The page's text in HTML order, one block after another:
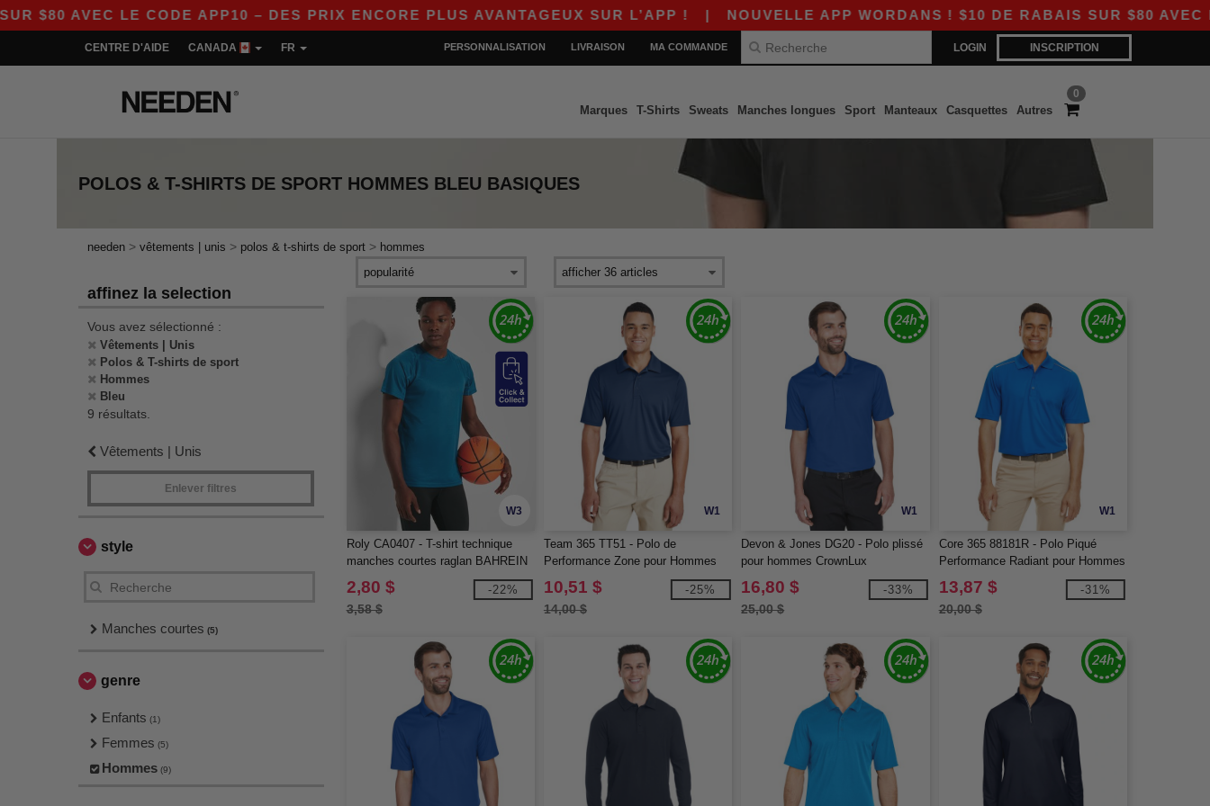
AVEC LE CODE APP10 – DES PRIX ENCORE PLUS AVANTAGEUX SUR L’APP !| NOUVELLE APP WORDANS ! $10 DE RABAIS SUR $80 AVEC LE
LOGIN INSCRIPTION
CENTRE D'AIDE CANADA FR PERSONNALISATION LIVRAISON MA COMMANDE
0
Marques T-Shirts Sweats Manches longues Sport Manteaux Casquettes Autres
POLOS & T-SHIRTS DE SPORT HOMMES BLEU BASIQUES
needen > vêtements | unis > polos & t-shirts de sport > hommes
affinez la selection
Vous avez sélectionné :
Vêtements | Unis
Polos & T-shirts de sport
Hommes
Bleu
9 résultats.
Vêtements | Unis
Enlever filtres
style
Manches courtes (5)
genre
Enfants (1)
Femmes (5)
Hommes (9)
W3
Roly CA0407 - T-shirt technique
manches courtes raglan BAHREIN
2,80 $
3,58 $
-22%
W1
Team 365 TT51 - Polo de
Performance Zone pour Hommes
10,51 $
14,00 $
-25%
W1
Devon & Jones DG20 - Polo plissé
pour hommes CrownLux
Performance
16,80 $
25,00 $
-33%
W1
Core 365 88181R - Polo Piqué
Performance Radiant pour Hommes
avec Passepoil Réfléchissant
13,87 $
20,00 $
-31%